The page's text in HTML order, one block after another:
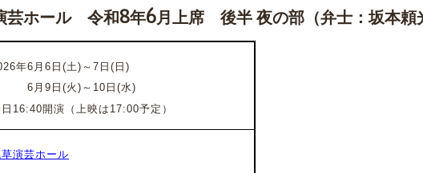
芸ホール 令和8年6月上席 後半 夜の部（弁士：坂本頼
年6月6日(土)～7日(日)
6月9日(火)～10日(水)
16:40開演（上映は17:00予定）
演芸ホール